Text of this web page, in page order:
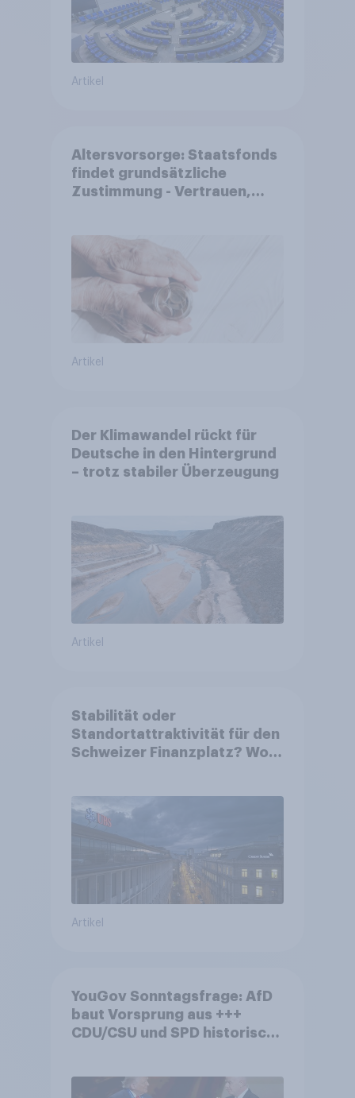
Artikel
Altersvorsorge: Staatsfonds
findet grundsätzliche
Zustimmung - Vertrauen,
Akzeptanz
Artikel
Der Klimawandel rückt für
Deutsche in den Hintergrund
– trotz stabiler Überzeugung
Artikel
Stabilität oder
Standortattraktivität für den
Schweizer Finanzplatz? Wo
von Grossbanken steht
Artikel
YouGov Sonntagsfrage: AfD
baut Vorsprung aus +++
CDU/CSU und SPD historisch
Fußball-WM ohne Politik